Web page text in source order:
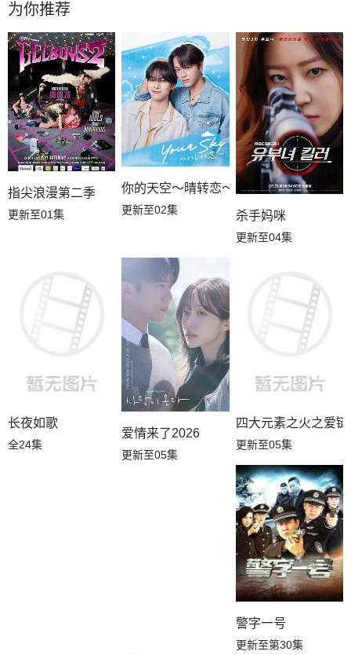
第02集
为你推荐
指尖浪漫第二季
更新至01集
你的天空～晴转恋～
更新至02集 杀手妈咪
更新至04集
长夜如歌
全24集
爱情来了2026
更新至05集
四大元素之火之爱链
更新至05集
警字一号
更新至第30集